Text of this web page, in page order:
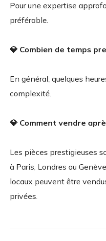
Pour une expertise
préférable.
💎 Combien de temps
En général, quelques
complexité.
💎 Comment vendre
Les pièces prestigieuses
à Paris, Londres ou
locaux peuvent être
privées.